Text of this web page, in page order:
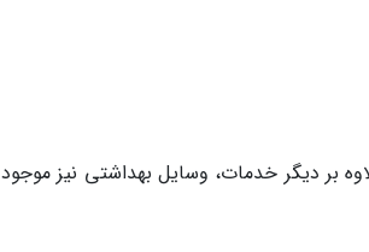
بر دیگر خدمات، وسایل بهداشتی نیز موجود